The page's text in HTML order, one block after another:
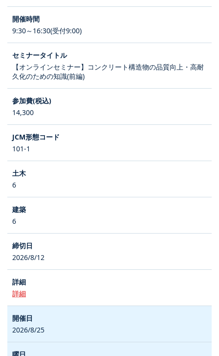
9:30～16:30(受付9:00)
【オンラインセミナー】コンクリート構造物の品質向上・高耐
久化のための知識(前編)
14,300
101-1
6
6
2026/8/12
詳細
2026/8/25